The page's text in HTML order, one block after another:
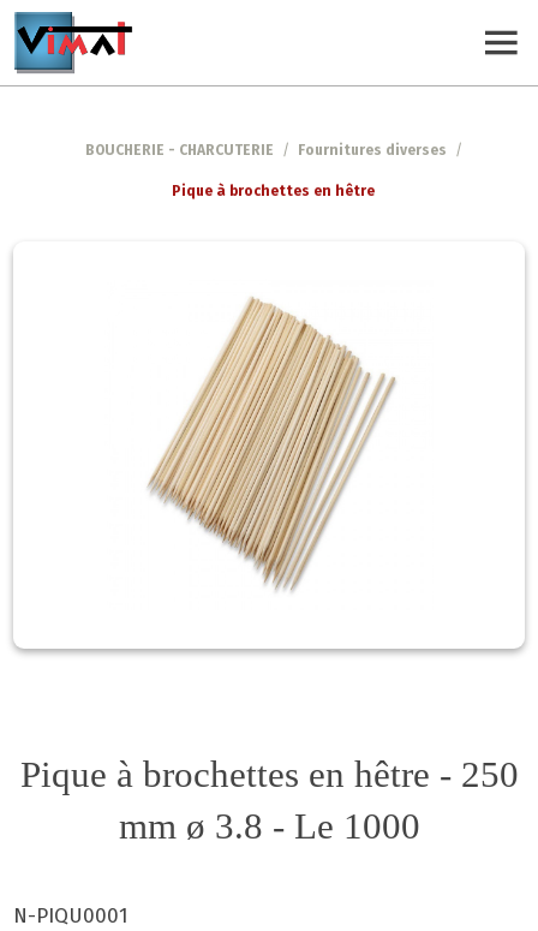
BOUCHERIE - CHARCUTERIE / Fournitures diverses /
Pique à brochettes en hêtre
Pique à brochettes en hêtre - 250
mm ø 3.8 - Le 1000
N-PIQU0001